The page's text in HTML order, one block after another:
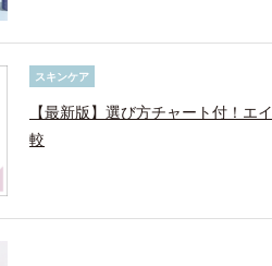
スキンケア
【最新版】選び方チャート付！エ
較